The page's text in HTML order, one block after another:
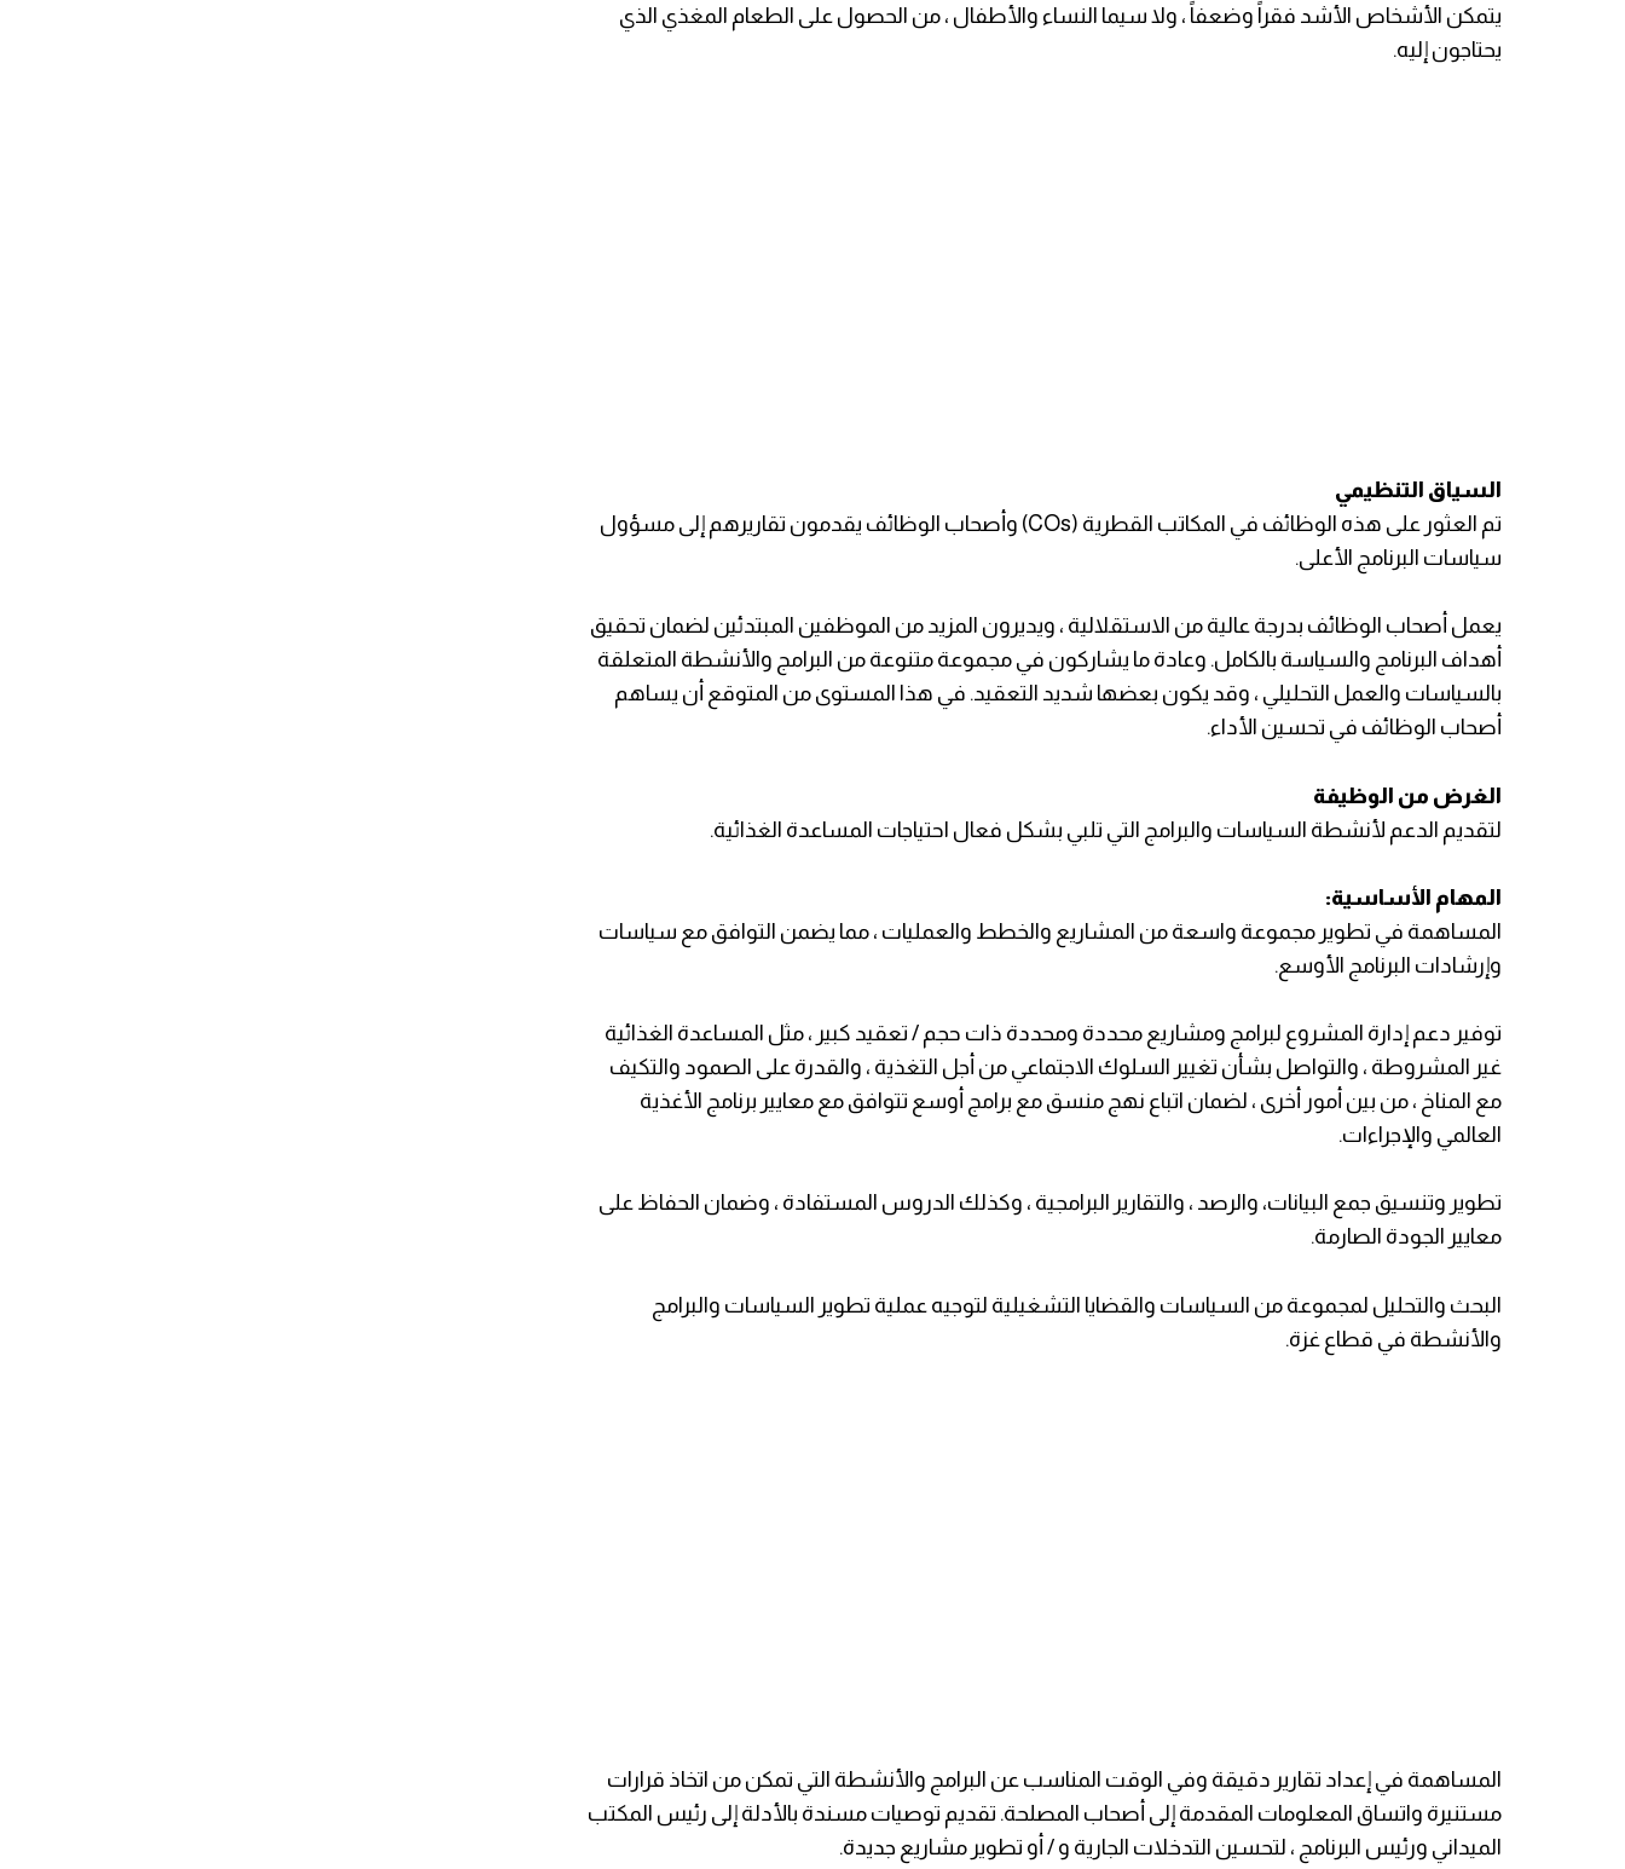
يتمكن الأشخاص الأشد فقراً وضعفاً ، ولا سيما النساء والأطفال ، من الحصول على الطعام المغذي الذي
يحتاجون إليه.
السياق التنظيمي
تم العثور على هذه الوظائف في المكاتب القطرية (COs) وأصحاب الوظائف يقدمون تقاريرهم إلى مسؤول
سياسات البرنامج الأعلى.
يعمل أصحاب الوظائف بدرجة عالية من الاستقلالية ، ويديرون المزيد من الموظفين المبتدئين لضمان تحقيق
أهداف البرنامج والسياسة بالكامل. وعادة ما يشاركون في مجموعة متنوعة من البرامج والأنشطة المتعلقة
بالسياسات والعمل التحليلي ، وقد يكون بعضها شديد التعقيد. في هذا المستوى من المتوقع أن يساهم
أصحاب الوظائف في تحسين الأداء.
الغرض من الوظيفة
لتقديم الدعم لأنشطة السياسات والبرامج التي تلبي بشكل فعال احتياجات المساعدة الغذائية.
المهام الأساسية:
المساهمة في تطوير مجموعة واسعة من المشاريع والخطط والعمليات ، مما يضمن التوافق مع سياسات
وإرشادات البرنامج الأوسع.
توفير دعم إدارة المشروع لبرامج ومشاريع محددة ومحددة ذات حجم / تعقيد كبير ، مثل المساعدة الغذائية
غير المشروطة ، والتواصل بشأن تغيير السلوك الاجتماعي من أجل التغذية ، والقدرة على الصمود والتكيف
مع المناخ ، من بين أمور أخرى ، لضمان اتباع نهج منسق مع برامج أوسع تتوافق مع معايير برنامج الأغذية
العالمي والإجراءات.
تطوير وتنسيق جمع البيانات، والرصد ، والتقارير البرامجية ، وكذلك الدروس المستفادة ، وضمان الحفاظ على
معايير الجودة الصارمة.
البحث والتحليل لمجموعة من السياسات والقضايا التشغيلية لتوجيه عملية تطوير السياسات والبرامج
والأنشطة في قطاع غزة.
المساهمة في إعداد تقارير دقيقة وفي الوقت المناسب عن البرامج والأنشطة التي تمكن من اتخاذ قرارات
مستنيرة واتساق المعلومات المقدمة إلى أصحاب المصلحة. تقديم توصيات مسندة بالأدلة إلى رئيس المكتب
الميداني ورئيس البرنامج ، لتحسين التدخلات الجارية و / أو تطوير مشاريع جديدة.